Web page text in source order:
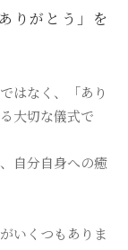
りがとう」を
はなく、「あり
大切な儀式で
自分自身への癒
いくつもありま